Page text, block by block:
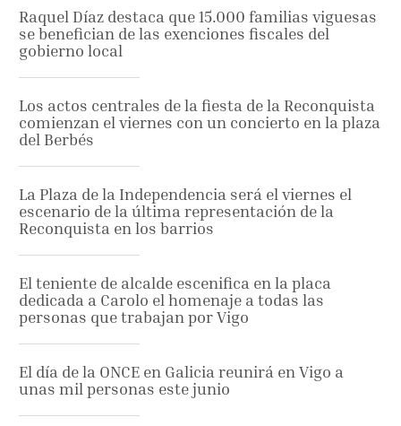
Raquel Díaz destaca que 15.000 familias viguesas
se benefician de las exenciones fiscales del
gobierno local
Los actos centrales de la fiesta de la Reconquista
comienzan el viernes con un concierto en la plaza
del Berbés
La Plaza de la Independencia será el viernes el
escenario de la última representación de la
Reconquista en los barrios
El teniente de alcalde escenifica en la placa
dedicada a Carolo el homenaje a todas las
personas que trabajan por Vigo
El día de la ONCE en Galicia reunirá en Vigo a
unas mil personas este junio